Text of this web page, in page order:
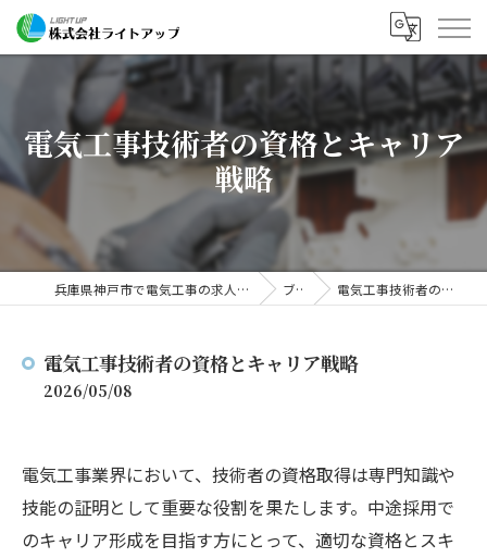
電気工事技術者の資格とキャリア
戦略
兵庫県神戸市で電気工事の求人なら株式会社ライトアップ ブログ 電気工事技術者の資格とキャリア戦略
電気工事技術者の資格とキャリア戦略
2026/05/08
電気工事業界において、技術者の資格取得は専門知識や
技能の証明として重要な役割を果たします。中途採用で
のキャリア形成を目指す方にとって、適切な資格とスキ